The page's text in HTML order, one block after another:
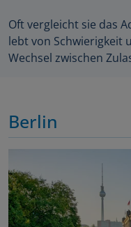
Oft vergleicht sie das
lebt von Schwierigkeit
Wechsel zwischen
Berlin